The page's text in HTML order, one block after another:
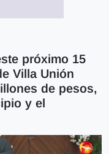
próximo 15
Villa Unión
de pesos,
y el